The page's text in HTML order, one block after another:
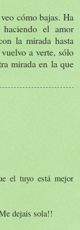
cómo bajas. Ha
haciendo el amor
la mirada hasta
a verte, sólo
mirada en la que
el tuyo está mejor
dejais sola!!